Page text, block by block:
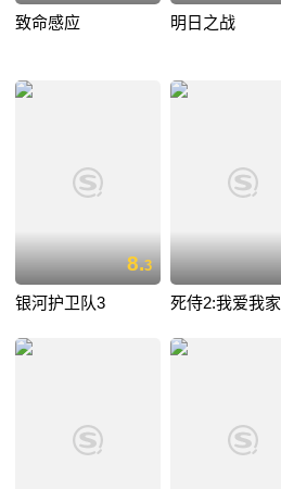
致命感应 明日之战
8.3
银河护卫队3 死侍2:我爱我家